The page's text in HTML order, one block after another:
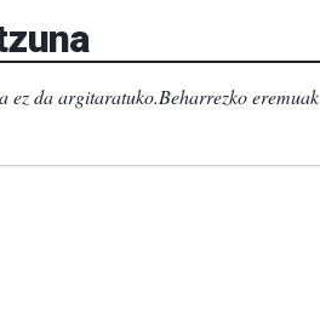
ez da argitaratuko.Beharrezko eremuak